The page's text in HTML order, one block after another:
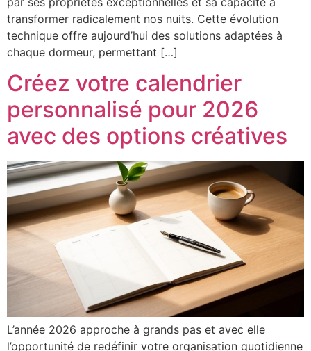
transformer radicalement nos nuits. Cette évolution
technique offre aujourd’hui des solutions adaptées à
chaque dormeur, permettant […]
Créez votre calendrier
personnalisé pour 2026
avec des options créatives
L’année 2026 approche à grands pas et avec elle
l’opportunité de redéfinir votre organisation quotidienne